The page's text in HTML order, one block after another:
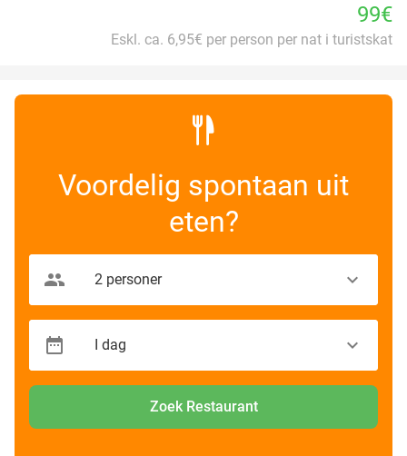
99€
Eskl. ca. 6,95€ per person per nat i turistskat
Voordelig spontaan uit
eten?
Zoek Restaurant